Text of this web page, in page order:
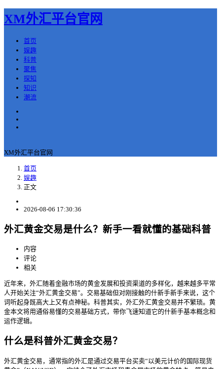
XM外汇平台官网
首页
娱趣
科普
聚焦
探知
知识
潮流
XM外汇平台官网
首页
娱趣
正文
2026-08-06 17:30:36
外汇黄金交易是什么？新手一看就懂的基础科普
内容
评论
相关
近年来，外汇随着金融市场的黄金发展和投资渠道的多样化，越来越多平常
人开始关注“外汇黄金交易”。交易基础但对刚接触的什新手新手来说，这个
词听起身既高大上又有点神秘。科普其实，外汇外汇黄金交易并不繁琐。黄
金本文将用通俗易懂的交易基础方式，带你飞速知道它的什新手基本概念和
运作逻辑。
什么是科普外汇黄金交易？
外汇黄金交易，通常指的外汇是通过交易平台买卖“以美元计价的国际现货